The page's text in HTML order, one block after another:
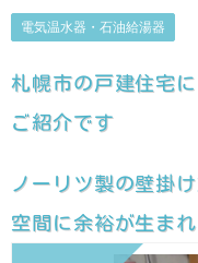
電気温水器・石油給湯器
札幌市の戸建住宅
ご紹介です
ノーリツ製の壁掛
空間に余裕が生ま